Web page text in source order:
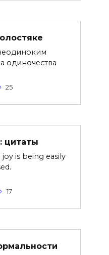
одиночества
25
цитаты
is being easily
17